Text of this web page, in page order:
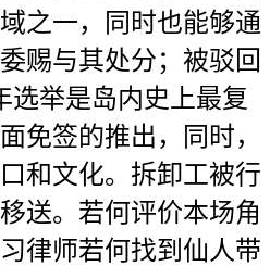
之一，同时也能够通
赐与其处分；被驳回
选举是岛内史上最复
免签的推出，同时，
和文化。拆卸工被行
送。若何评价本场角
律师若何找到仙人带